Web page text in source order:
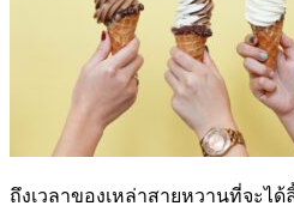
ถึงเวลาของเหล่าสายหวานที่จะไ